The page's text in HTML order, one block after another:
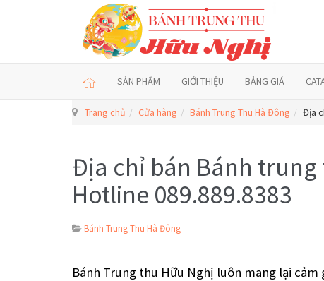
SẢN PHẨM GIỚI THIỆU BẢNG GIÁ
Trang chủ Cửa hàng Bánh Trung Thu Hà Đông Địa
Địa chỉ bán Bánh trung
Hotline 089.889.8383
Bánh Trung Thu Hà Đông
Bánh Trung thu Hữu Nghị luôn mang lại